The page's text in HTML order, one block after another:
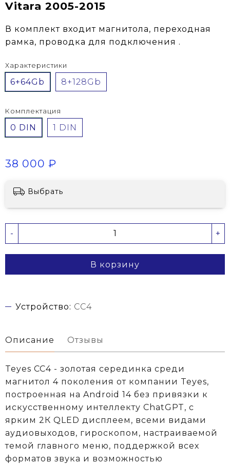
Vitara 2005-2015
В комплект входит магнитола, переходная
рамка, проводка для подключения .
Характеристики
6+64Gb 8+128Gb
Комплектация
0 DIN 1 DIN
38 000 ₽
Выбрать
- +
В корзину
Устройство: CC4
Описание Отзывы
Teyes CC4 - золотая серединка среди
магнитол 4 поколения от компании Teyes,
построенная на Android 14 без привязки к
искусственному интеллекту ChatGPT, с
ярким 2К QLED дисплеем, всеми видами
аудиовыходов, гироскопом, настраиваемой
темой главного меню, поддержкой всех
форматов звука и возможностью